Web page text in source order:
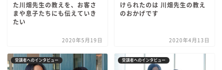
た川畑先生の教えを、お客さ
まや息子たちにも伝えていき
たい
2020年5月19日
けられたのは 川畑先生の教え
のおかげです
2020年4月13日
受講者へのインタビュー 受講者へのインタビュー